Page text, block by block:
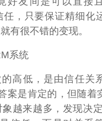
任，只要保证精细化
有很不错的变现。
系统
的高低，是由信任关
案是肯定的，但随着
越来越多，发现决